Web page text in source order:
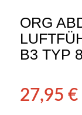
ORG
B3 TYP
27,95 €